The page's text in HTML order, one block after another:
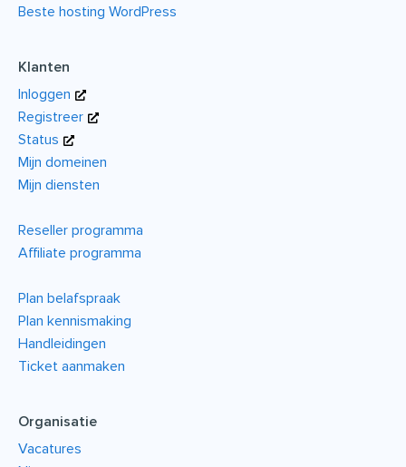
Beste hosting WordPress
Klanten
Inloggen
Registreer
Status
Mijn domeinen
Mijn diensten
Reseller programma
Affiliate programma
Plan belafspraak
Plan kennismaking
Handleidingen
Ticket aanmaken
Organisatie
Vacatures